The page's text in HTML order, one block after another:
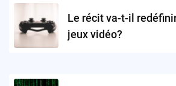
navigationLe récit va-t-il
jeux vidéo?